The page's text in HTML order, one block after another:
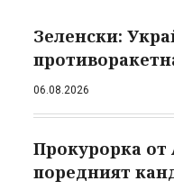
Зеленски:
06.08.2026
Прокурорка от
поредният